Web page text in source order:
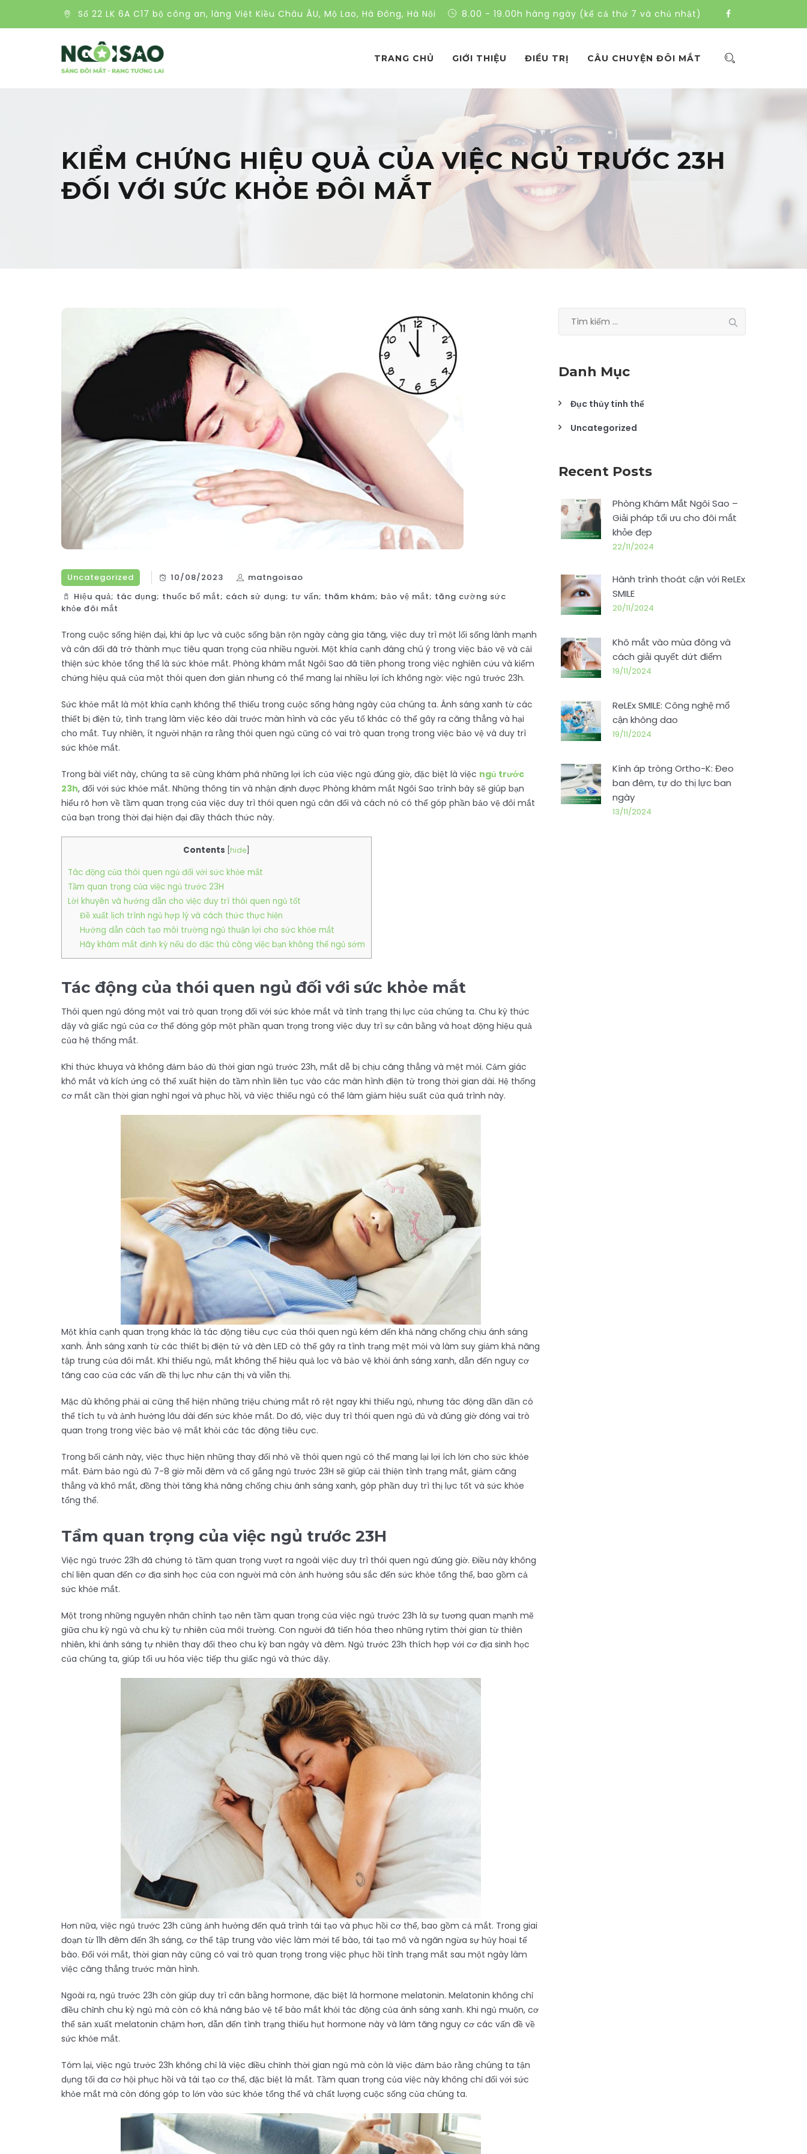
Số 22 LK 6A C17 bộ công an, làng Việt Kiều Châu ÂU, Mộ Lao, Hà Đông, Hà Nội 8.00 - 19.00h hàng ngày (kể cả thứ 7 và chủ nhật)
TRANG CHỦ GIỚI THIỆU ĐIỀU TRỊ CÂU CHUYỆN ĐÔI MẮT
KIỂM CHỨNG HIỆU QUẢ CỦA VIỆC NGỦ TRƯỚC 23H
ĐỐI VỚI SỨC KHỎE ĐÔI MẮT
Uncategorized 10/08/2023
matngoisao
Hiệu quả; tác dụng; thuốc bổ mắt; cách sử dụng; tư vấn; thăm khám; bảo vệ mắt; tăng cường sức
khỏe đôi mắt
Trong cuộc sống hiện đại, khi áp lực và cuộc sống bận rộn ngày càng gia tăng, việc duy trì một lối sống lành mạnh
và cân đối đã trở thành mục tiêu quan trọng của nhiều người. Một khía cạnh đáng chú ý trong việc bảo vệ và cải
thiện sức khỏe tổng thể là sức khỏe mắt. Phòng khám mắt Ngôi Sao đã tiên phong trong việc nghiên cứu và kiểm
chứng hiệu quả của một thói quen đơn giản nhưng có thể mang lại nhiều lợi ích không ngờ: việc ngủ trước 23h.
Sức khỏe mắt là một khía cạnh không thể thiếu trong cuộc sống hàng ngày của chúng ta. Ánh sáng xanh từ các
thiết bị điện tử, tình trạng làm việc kéo dài trước màn hình và các yếu tố khác có thể gây ra căng thẳng và hại
cho mắt. Tuy nhiên, ít người nhận ra rằng thói quen ngủ cũng có vai trò quan trọng trong việc bảo vệ và duy trì
sức khỏe mắt.
Trong bài viết này, chúng ta sẽ cùng khám phá những lợi ích của việc ngủ đúng giờ, đặc biệt là việc ngủ trước
23h, đối với sức khỏe mắt. Những thông tin và nhận định được Phòng khám mắt Ngôi Sao trình bày sẽ giúp bạn
hiểu rõ hơn về tầm quan trọng của việc duy trì thói quen ngủ cân đối và cách nó có thể góp phần bảo vệ đôi mắt
của bạn trong thời đại hiện đại đầy thách thức này.
Contents hide
Tác động của thói quen ngủ đối với sức khỏe mắt
Tầm quan trọng của việc ngủ trước 23H
Lời khuyên và hướng dẫn cho việc duy trì thói quen ngủ tốt
Đề xuất lịch trình ngủ hợp lý và cách thức thực hiện
Hướng dẫn cách tạo môi trường ngủ thuận lợi cho sức khỏe mắt
Hãy khám mắt định kỳ nếu do đặc thù công việc bạn không thể ngủ sớm
Tác động của thói quen ngủ đối với sức khỏe mắt
Thói quen ngủ đóng một vai trò quan trọng đối với sức khỏe mắt và tình trạng thị lực của chúng ta. Chu kỳ thức
dậy và giấc ngủ của cơ thể đóng góp một phần quan trọng trong việc duy trì sự cân bằng và hoạt động hiệu quả
của hệ thống mắt.
Khi thức khuya và không đảm bảo đủ thời gian ngủ trước 23h, mắt dễ bị chịu căng thẳng và mệt mỏi. Cảm giác
khô mắt và kích ứng có thể xuất hiện do tầm nhìn liên tục vào các màn hình điện tử trong thời gian dài. Hệ thống
cơ mắt cần thời gian nghỉ ngơi và phục hồi, và việc thiếu ngủ có thể làm giảm hiệu suất của quá trình này.
Một khía cạnh quan trọng khác là tác động tiêu cực của thói quen ngủ kém đến khả năng chống chịu ánh sáng
xanh. Ánh sáng xanh từ các thiết bị điện tử và đèn LED có thể gây ra tình trạng mệt mỏi và làm suy giảm khả năng
tập trung của đôi mắt. Khi thiếu ngủ, mắt không thể hiệu quả lọc và bảo vệ khỏi ánh sáng xanh, dẫn đến nguy cơ
tăng cao của các vấn đề thị lực như cận thị và viễn thị.
Mặc dù không phải ai cũng thể hiện những triệu chứng mắt rõ rệt ngay khi thiếu ngủ, nhưng tác động dần dần có
thể tích tụ và ảnh hưởng lâu dài đến sức khỏe mắt. Do đó, việc duy trì thói quen ngủ đủ và đúng giờ đóng vai trò
quan trọng trong việc bảo vệ mắt khỏi các tác động tiêu cực.
Trong bối cảnh này, việc thực hiện những thay đổi nhỏ về thói quen ngủ có thể mang lại lợi ích lớn cho sức khỏe
mắt. Đảm bảo ngủ đủ 7-8 giờ mỗi đêm và cố gắng ngủ trước 23H sẽ giúp cải thiện tình trạng mắt, giảm căng
thẳng và khô mắt, đồng thời tăng khả năng chống chịu ánh sáng xanh, góp phần duy trì thị lực tốt và sức khỏe
tổng thể.
Tầm quan trọng của việc ngủ trước 23H
Việc ngủ trước 23h đã chứng tỏ tầm quan trọng vượt ra ngoài việc duy trì thói quen ngủ đúng giờ. Điều này không
chỉ liên quan đến cơ địa sinh học của con người mà còn ảnh hưởng sâu sắc đến sức khỏe tổng thể, bao gồm cả
sức khỏe mắt.
Một trong những nguyên nhân chính tạo nên tầm quan trọng của việc ngủ trước 23h là sự tương quan mạnh mẽ
giữa chu kỳ ngủ và chu kỳ tự nhiên của môi trường. Con người đã tiến hóa theo những rytim thời gian từ thiên
nhiên, khi ánh sáng tự nhiên thay đổi theo chu kỳ ban ngày và đêm. Ngủ trước 23h thích hợp với cơ địa sinh học
của chúng ta, giúp tối ưu hóa việc tiếp thu giấc ngủ và thức dậy.
Hơn nữa, việc ngủ trước 23h cũng ảnh hưởng đến quá trình tái tạo và phục hồi cơ thể, bao gồm cả mắt. Trong giai
đoạn từ 11h đêm đến 3h sáng, cơ thể tập trung vào việc làm mới tế bào, tái tạo mô và ngăn ngừa sự hủy hoại tế
bào. Đối với mắt, thời gian này cũng có vai trò quan trọng trong việc phục hồi tình trạng mắt sau một ngày làm
việc căng thẳng trước màn hình.
Ngoài ra, ngủ trước 23h còn giúp duy trì cân bằng hormone, đặc biệt là hormone melatonin. Melatonin không chỉ
điều chỉnh chu kỳ ngủ mà còn có khả năng bảo vệ tế bào mắt khỏi tác động của ánh sáng xanh. Khi ngủ muộn, cơ
thể sản xuất melatonin chậm hơn, dẫn đến tình trạng thiếu hụt hormone này và làm tăng nguy cơ các vấn đề về
sức khỏe mắt.
Tóm lại, việc ngủ trước 23h không chỉ là việc điều chỉnh thời gian ngủ mà còn là việc đảm bảo rằng chúng ta tận
dụng tối đa cơ hội phục hồi và tái tạo cơ thể, đặc biệt là mắt. Tầm quan trọng của việc này không chỉ đối với sức
khỏe mắt mà còn đóng góp to lớn vào sức khỏe tổng thể và chất lượng cuộc sống của chúng ta.
Danh Mục
Đục thủy tinh thể
Uncategorized
Recent Posts
Phòng Khám Mắt Ngôi Sao –
Giải pháp tối ưu cho đôi mắt
khỏe đẹp
22/11/2024
Hành trình thoát cận với ReLEx
SMILE
20/11/2024
Khô mắt vào mùa đông và
cách giải quyết dứt điểm
19/11/2024
ReLEx SMILE: Công nghệ mổ
cận không dao
19/11/2024
Kính áp tròng Ortho-K: Đeo
ban đêm, tự do thị lực ban
ngày
13/11/2024